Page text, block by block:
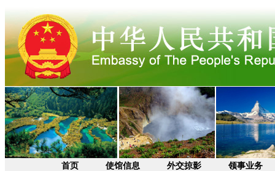
首页 使馆信息 外交掠影 领事业务